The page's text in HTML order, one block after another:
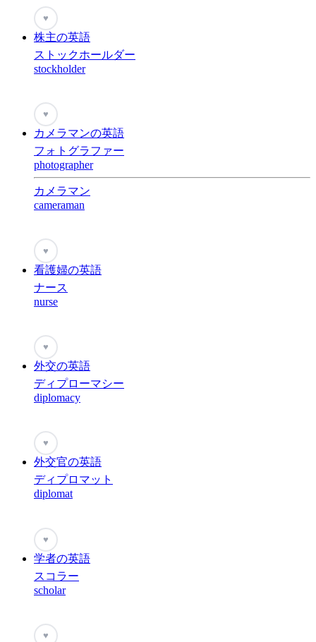
♥
株主の英語
ストックホールダー
stockholder
♥
カメラマンの英語
フォトグラファー
photographer
カメラマン
cameraman
♥
看護婦の英語
ナース
nurse
♥
外交の英語
ディプローマシー
diplomacy
♥
外交官の英語
ディプロマット
diplomat
♥
学者の英語
スコラー
scholar
♥